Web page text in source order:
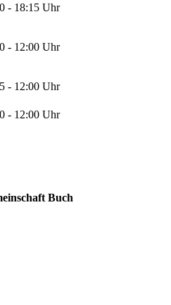
- 18:15 Uhr
- 12:00 Uhr
- 12:00 Uhr
- 12:00 Uhr
Buch